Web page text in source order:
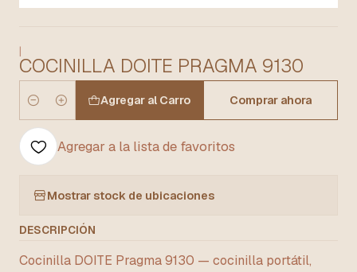
|
COCINILLA DOITE PRAGMA 9130
Cantidad
Agregar al Carro Comprar ahora
Agregar a la lista de favoritos
Mostrar stock de ubicaciones
DESCRIPCIÓN
Cocinilla DOITE Pragma 9130 — cocinilla portátil,